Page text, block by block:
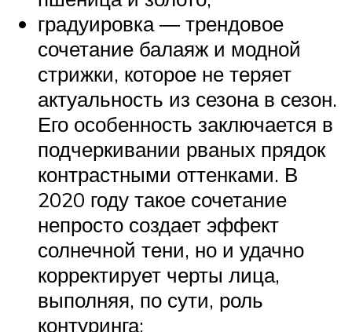
градуировка ― трендовое
сочетание балаяж и модной
стрижки, которое не теряет
актуальность из сезона в сезон.
Его особенность заключается в
подчеркивании рваных прядок
контрастными оттенками. В
2020 году такое сочетание
непросто создает эффект
солнечной тени, но и удачно
корректирует черты лица,
выполняя, по сути, роль
контуринга;